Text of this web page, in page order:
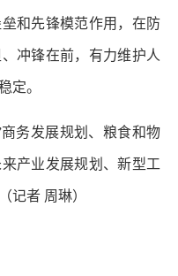
和先锋模范作用，在防
冲锋在前，有力维护人
定。
务发展规划、粮食和物
产业发展规划、新型工
记者 周琳）